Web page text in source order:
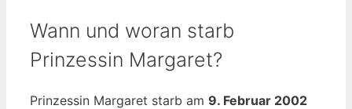
Wann und woran starb
Prinzessin Margaret?
Prinzessin Margaret starb am 9. Februar 2002